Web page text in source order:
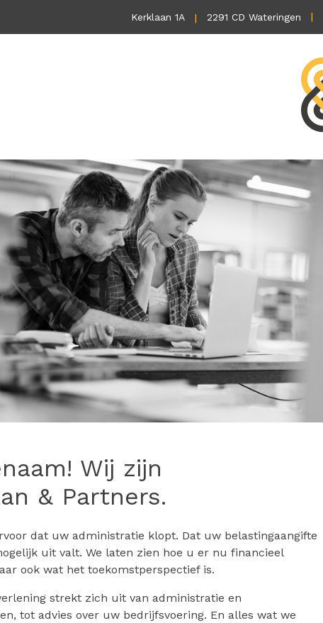
Kerklaan 1A 2291 CD Wateringen
Wij zijn
& Partners.
dat uw administratie klopt. Dat uw belastingaangifte
uit valt. We laten zien hoe u er nu financieel
ook wat het toekomstperspectief is.
strekt zich uit van administratie en
tot advies over uw bedrijfsvoering. En alles wat we